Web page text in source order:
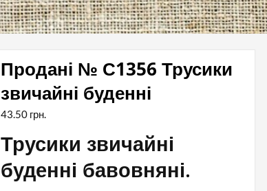
Продані № С1356 Трусики
звичайні буденні
43.50 грн.
Трусики звичайні
буденні бавовняні.